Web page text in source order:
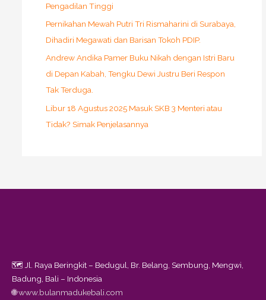
Pengadilan Tinggi
Pernikahan Mewah Putri Tri Rismaharini di Surabaya,
Dihadiri Megawati dan Barisan Tokoh PDIP.
Andrew Andika Pamer Buku Nikah dengan Istri Baru
di Depan Kabah, Tengku Dewi Justru Beri Respon
Tak Terduga.
Libur 18 Agustus 2025 Masuk SKB 3 Menteri atau
Tidak? Simak Penjelasannya
🗺️ Jl. Raya Beringkit – Bedugul, Br. Belang, Sembung, Mengwi,
Badung, Bali – Indonesia
🌐www.bulanmadukebali.com